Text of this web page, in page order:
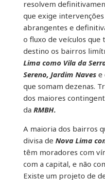
resolvem
que exige intervenções
abrangentes e
o fluxo de veículos que
destino os bairros
Lima como Vila da
Sereno, Jardim Naves e
que somam dezenas.
dos maiores
da RMBH.
A maioria dos bairros
divisa de Nova Lima
têm moradores com
com a capital, e não
Existe um projeto de